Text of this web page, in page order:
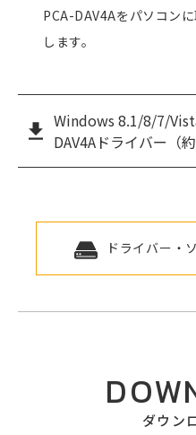
PCA-DAV4Aをパソコン
します。
Windows 8.1/8/7/
DAV4Aドライバー（約
ドライバー・
ダウン